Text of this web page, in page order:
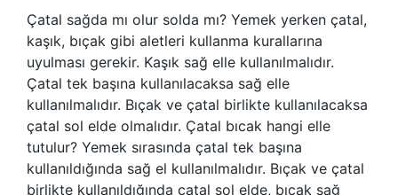
Çatal sağda mı olur solda mı? Yemek yerken çatal,
kaşık, bıçak gibi aletleri kullanma kurallarına
uyulması gerekir. Kaşık sağ elle kullanılmalıdır.
Çatal tek başına kullanılacaksa sağ elle
kullanılmalıdır. Bıçak ve çatal birlikte kullanılacaksa
çatal sol elde olmalıdır. Çatal bıcak hangi elle
tutulur? Yemek sırasında çatal tek başına
kullanıldığında sağ el kullanılmalıdır. Bıçak ve çatal
birlikte kullanıldığında çatal sol elde, bıçak sağ